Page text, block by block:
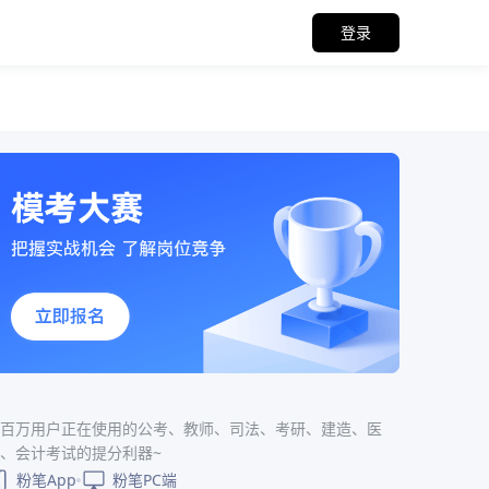
登录
万用户正在使用的公考、教师、司法、考研、建造、医
会计考试的提分利器~
粉笔App
粉笔PC端